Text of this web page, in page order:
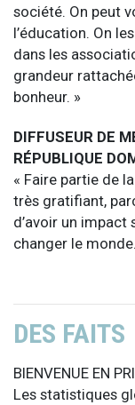
société. On peut
l’éducation. On
dans les
grandeur
bonheur. »
DIFFUSEUR DE
RÉPUBLIQUE
« Faire partie de
très gratifiant,
d’avoir un impact
changer le
DES FAITS
BIENVENUE EN
Les statistiques